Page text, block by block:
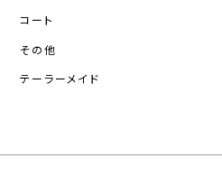
コート
その他
テーラーメイド